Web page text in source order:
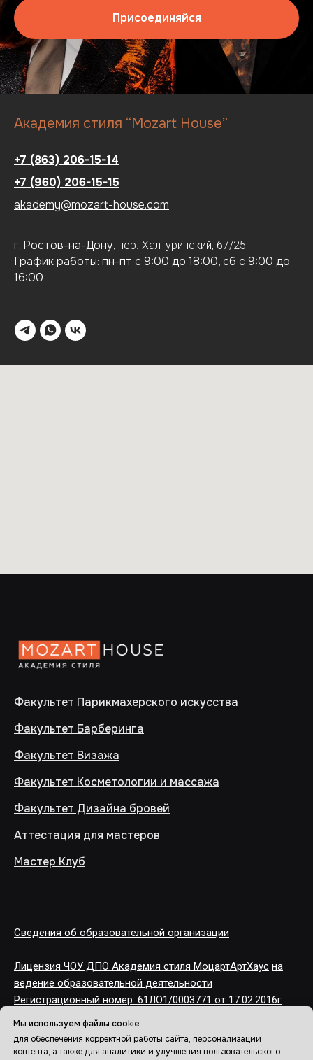
Мы используем файлы cookie
для обеспечения корректной работы сайта, персонализации
контента, а также для аналитики и улучшения пользовательского
Присоединяйся
Академия стиля “Mozart House”
+7 (863) 206-15-14
+7 (960) 206-15-15
akademy@mozart-house.com
г. Ростов-на-Дону, пер. Халтуринский, 67/25
График работы: пн-пт с 9:00 до 18:00, сб с 9:00 до
16:00
Факультет Парикмахерского искусства
Факультет Барберинга
Факультет Визажа
Факультет Косметологии и массажа
Факультет Дизайна бровей
Аттестация для мастеров
Мастер Клуб
Сведения об образовательной организации
Лицензия ЧОУ ДПО Академия стиля МоцартАртХаус на
ведение образовательной деятельности
Регистрационный номер: 61ЛО1/0003771 от 17.02.2016г
Оплата в рассрочку от партнера - Халва